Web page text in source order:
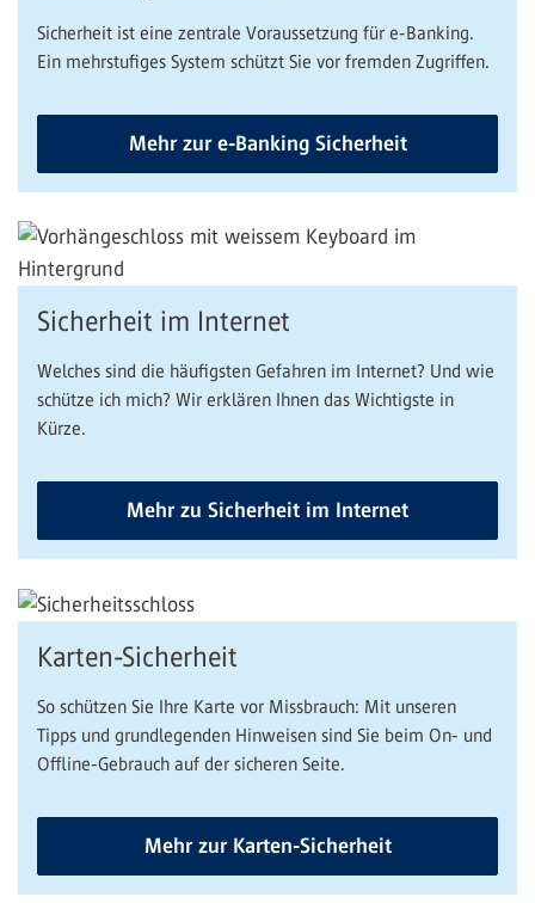
Sicherheit ist eine zentrale Voraussetzung für e-Banking.
Ein mehrstufiges System schützt Sie vor fremden Zugriffen.
Mehr zur e-Banking Sicherheit
Sicherheit im Internet
Welches sind die häufigsten Gefahren im Internet? Und wie
schütze ich mich? Wir erklären Ihnen das Wichtigste in
Kürze.
Mehr zu Sicherheit im Internet
Karten-Sicherheit
So schützen Sie Ihre Karte vor Missbrauch: Mit unseren
Tipps und grundlegenden Hinweisen sind Sie beim On- und
Offline-Gebrauch auf der sicheren Seite.
Mehr zur Karten-Sicherheit